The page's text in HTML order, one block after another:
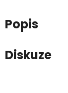
Popis
Diskuze